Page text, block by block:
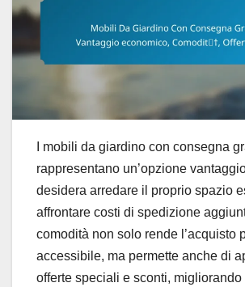
I mobili da giardino con consegna
rappresentano un’opzione
desidera arredare il proprio spazio
affrontare costi di spedizione
comodità non solo rende l’acquisto
accessibile, ma permette anche di
offerte speciali e sconti, migliorando